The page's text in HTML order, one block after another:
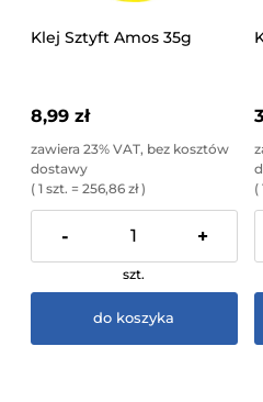
Klej Sztyft Amos 35g
8,99 zł
zawiera 23% VAT, bez kosztów
dostawy
( 1 szt. = 256,86 zł )
- +
szt.
do koszyka
(